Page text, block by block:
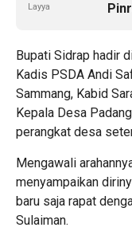
Layya
Bupati Sidrap hadir
Kadis PSDA Andi
Sammang, Kabid
Kepala Desa
perangkat desa
Mengawali
menyampaikan
baru saja rapat
Sulaiman.